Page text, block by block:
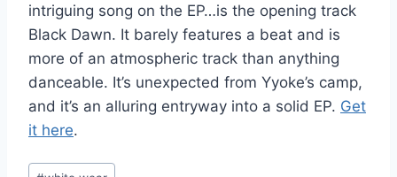
intriguing song on the EP…is the opening track
Black Dawn. It barely features a beat and is
more of an atmospheric track than anything
danceable. It’s unexpected from Yyoke’s camp,
and it’s an alluring entryway into a solid EP. Get
it here.
Post